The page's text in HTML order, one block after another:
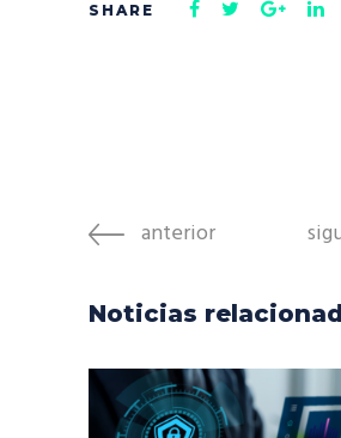
anterior
Noticias